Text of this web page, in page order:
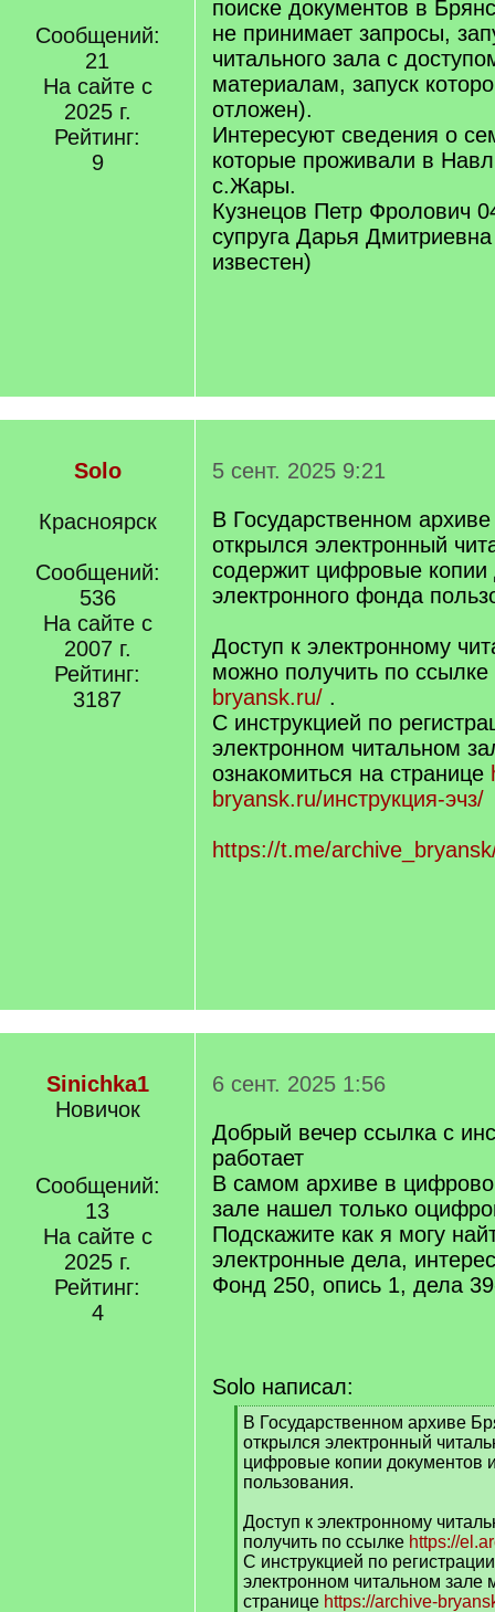
Сообщений:
21
На сайте с
2025 г.
Рейтинг:
9
поиске документов в
не принимает запросы,
читального зала с
материалам, запуск
отложен).
Интересуют сведения о
которые проживали в
с.Жары.
Кузнецов Петр Фролович
супруга Дарья
известен)
Solo
Красноярск
Сообщений:
536
На сайте с
2007 г.
Рейтинг:
3187
5 сент. 2025 9:21
В Государственном
открылся электронный
содержит цифровые копии
электронного фонда
Доступ к электронному
можно получить по ссылке
bryansk.ru/ .
С инструкцией по
электронном читальном
ознакомиться на странице
bryansk.ru/инструкция-эчз/
https://t.me/
Sinichka1
Новичок
Сообщений:
13
На сайте с
2025 г.
Рейтинг:
4
6 сент. 2025 1:56
Добрый вечер ссылка с
работает
В самом архиве в
зале нашел только
Подскажите как я могу
электронные дела,
Фонд 250, опись 1, дела
Solo написал:
[
q
]
В Государственном архиве
открылся электронный
цифровые копии документов
пользования.
Доступ к электронному
получить по ссылке https://
С инструкцией по
электронном читальном зале
странице https://archive-